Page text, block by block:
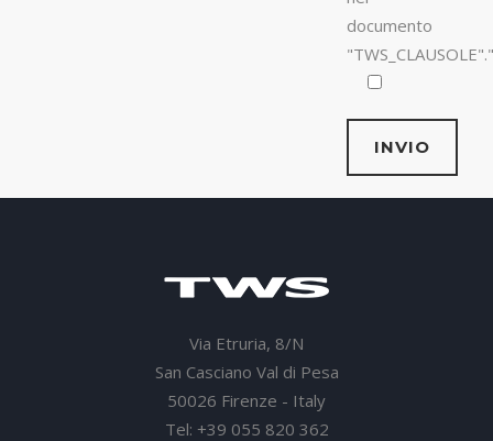
documento
"TWS_CLAUSOLE"."
Via Etruria, 8/N
San Casciano Val di Pesa
50026 Firenze - Italy
Tel: +39 055 820 362